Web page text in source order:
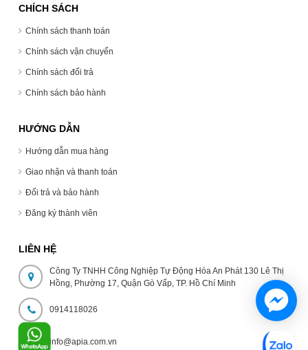
CHÍCH SÁCH
Chính sách thanh toán
Chính sách vận chuyển
Chính sách đổi trả
Chính sách bảo hành
HƯỚNG DẪN
Hướng dẫn mua hàng
Giao nhận và thanh toán
Đổi trả và bảo hành
Đăng ký thành viên
LIÊN HỆ
Công Ty TNHH Công Nghiệp Tự Động Hóa An Phát 130 Lê Thị
Hồng, Phường 17, Quận Gò Vấp, TP. Hồ Chí Minh
0914118026
info@apia.com.vn